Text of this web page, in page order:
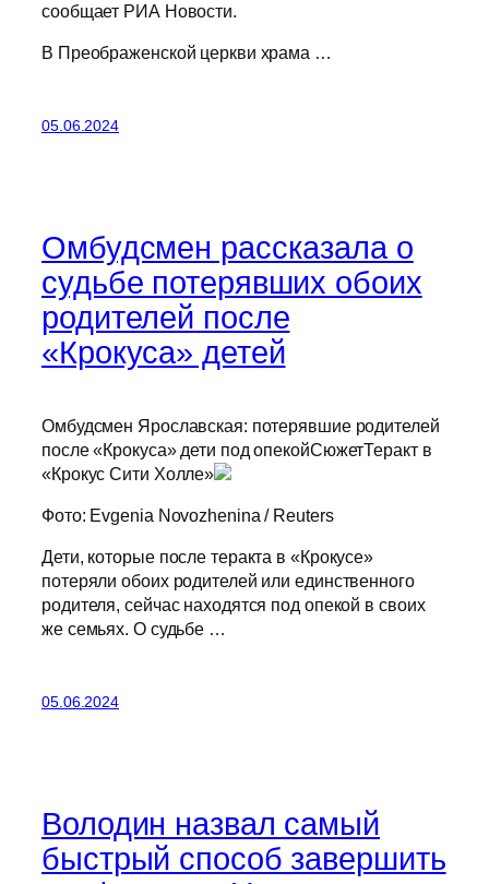
сообщает РИА Новости.
В Преображенской церкви храма …
05.06.2024
Омбудсмен рассказала о
судьбе потерявших обоих
родителей после
«Крокуса» детей
Омбудсмен Ярославская: потерявшие родителей
после «Крокуса» дети под опекойСюжетТеракт в
«Крокус Сити Холле»
Фото: Evgenia Novozhenina / Reuters
Дети, которые после теракта в «Крокусе»
потеряли обоих родителей или единственного
родителя, сейчас находятся под опекой в своих
же семьях. О судьбе …
05.06.2024
Володин назвал самый
быстрый способ завершить